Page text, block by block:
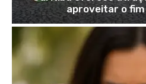
aproveitar o fim